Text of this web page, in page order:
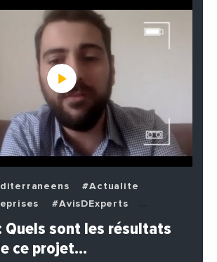
#Actualite
#AvisDExperts
#Decideurs
#Institutions
: Quels sont les résultats
ce projet…